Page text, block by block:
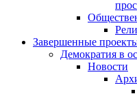
Завершенные
Демократия в
Новости